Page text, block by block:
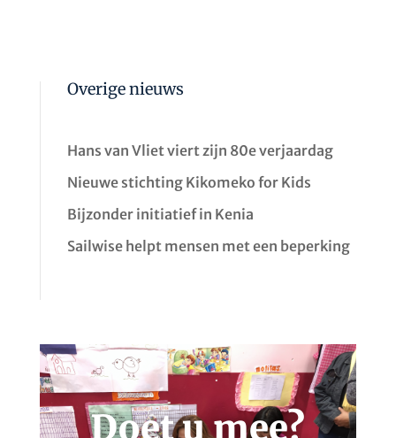
Overige nieuws
Hans van Vliet viert zijn 80e verjaardag
Nieuwe stichting Kikomeko for Kids
Bijzonder initiatief in Kenia
Sailwise helpt mensen met een beperking
Doet u mee?